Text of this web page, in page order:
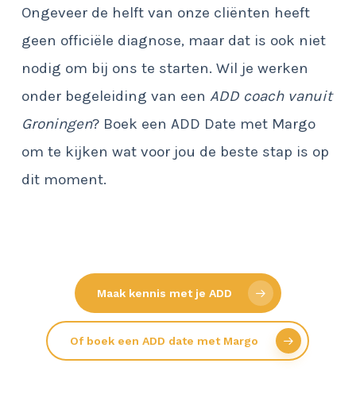
Ongeveer de helft van onze cliënten heeft
geen officiële diagnose, maar dat is ook niet
nodig om bij ons te starten. Wil je werken
onder begeleiding van een ADD coach vanuit
Groningen? Boek een ADD Date met Margo
om te kijken wat voor jou de beste stap is op
dit moment.
Maak kennis met je ADD
Of boek een ADD date met Margo